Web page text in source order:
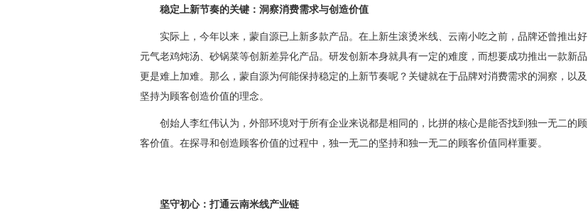
稳定上新节奏的关键：洞察消费需求与创造价值
实际上，今年以来，蒙自源已上新多款产品。在上新生滚烫米线、云南小吃之前，品牌还曾推出好
元气老鸡炖汤、砂锅菜等创新差异化产品。研发创新本身就具有一定的难度，而想要成功推出一款新品
更是难上加难。那么，蒙自源为何能保持稳定的上新节奏呢？关键就在于品牌对消费需求的洞察，以及
坚持为顾客创造价值的理念。
创始人李红伟认为，外部环境对于所有企业来说都是相同的，比拼的核心是能否找到独一无二的顾
客价值。在探寻和创造顾客价值的过程中，独一无二的坚持和独一无二的顾客价值同样重要。
坚守初心：打通云南米线产业链